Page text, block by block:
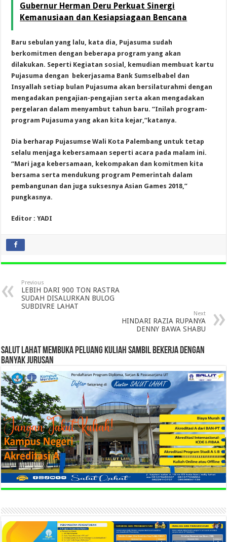
Gubernur Herman Deru Perkuat Sinergi
Kemanusiaan dan Kesiapsiagaan Bencana
Baru sebulan yang lalu, kata dia, Pujasuma sudah
berkomitmen dengan beberapa program yang akan
dilakukan. Seperti Kegiatan sosial, kemudian membuat kartu
Pujasuma dengan bekerjasama Bank Sumselbabel dan
Insyallah setiap bulan Pujasuma akan bersilaturahmi dengan
mengadakan pengajian-pengajian serta akan mengadakan
pergelaran dalam menyambut tahun baru. “Inilah program-
program Pujasuma yang akan kita kejar,”katanya.
Dia berharap Pujasumse Wali Kota Palembang untuk tetap
selalu menjaga kebersamaan seperti acara pada malam ini.
“Mari jaga kebersamaan, kekompakan dan komitmen kita
bersama serta mendukung program Pemerintah dalam
pembangunan dan juga suksesnya Asian Games 2018,”
pungkasnya.
Editor : YADI
Previous
LEBIH DARI 900 TON RASTRA
SUDAH DISALURKAN BULOG
SUBDIVRE LAHAT
Next
HINDARI RAZIA RUPANYA
DENNY BAWA SHABU
SALUT LAHAT MEMBUKA PELUANG KULIAH SAMBIL BEKERJA DENGAN
BANYAK JURUSAN